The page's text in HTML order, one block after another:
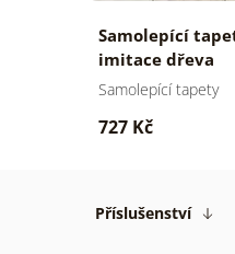
Samolepící
imitace dřeva
Samolepící tapety
727 Kč
Příslušenství